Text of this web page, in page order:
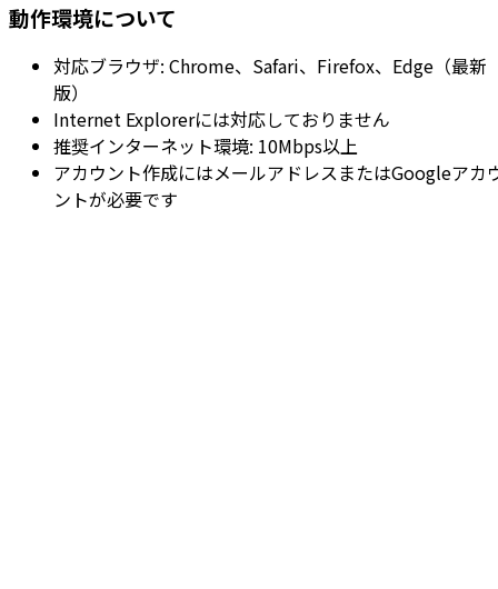
動作環境について
対応ブラウザ: Chrome、Safari、Firefox、Edge（最新
版）
Internet Explorerには対応しておりません
推奨インターネット環境: 10Mbps以上
アカウント作成にはメールアドレスまたはGoogleアカ
ントが必要です